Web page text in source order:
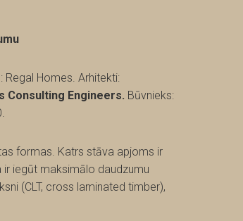
Regal Homes. Arhitekti:
Consulting Engineers. Būvnieks:
formas. Katrs stāva apjoms ir
iegūt maksimālo daudzumu
(CLT, cross laminated timber),